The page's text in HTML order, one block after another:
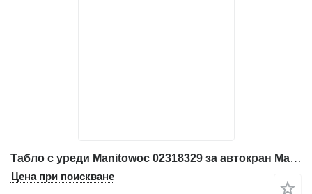
Табло с уреди Manitowoc 02318329 за автокран Manitowoc
Цена при поискване